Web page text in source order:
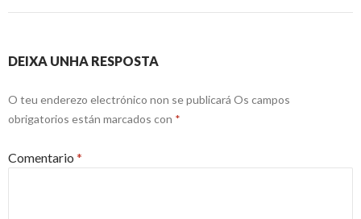
DEIXA UNHA RESPOSTA
O teu enderezo electrónico non se publicará Os campos
obrigatorios están marcados con *
Comentario *